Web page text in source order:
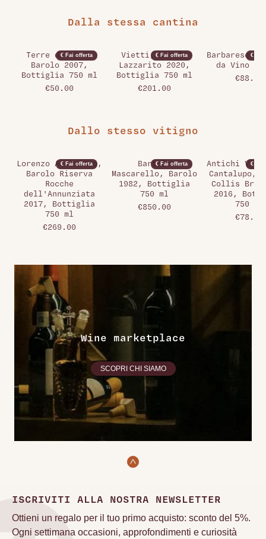
Dalla stessa cantina
€ Fai offerta
Terre da Vino,
Barolo 2007,
Bottiglia 750 ml
€50.00
€ Fai offerta
Vietti, Barolo
Lazzarito 2020,
Bottiglia 750 ml
€201.00
€ Fai
Barbaresco
da Vino -
€88.00
Dallo stesso vitigno
€ Fai offerta
Lorenzo Accomasso,
Barolo Riserva
Rocche
dell'Annunziata
2017, Bottiglia
750 ml
€269.00
€ Fai offerta
Bartolo
Mascarello, Barolo
1982, Bottiglia
750 ml
€850.00
€ Fai
Antichi
Cantalupo,
Collis
2016,
750 ml
€78.00
Wine marketplace
SCOPRI CHI SIAMO
ISCRIVITI ALLA NOSTRA NEWSLETTER
Ottieni un regalo per il tuo primo acquisto: sconto del 5%.
Ogni settimana occasioni, approfondimenti e curiosità